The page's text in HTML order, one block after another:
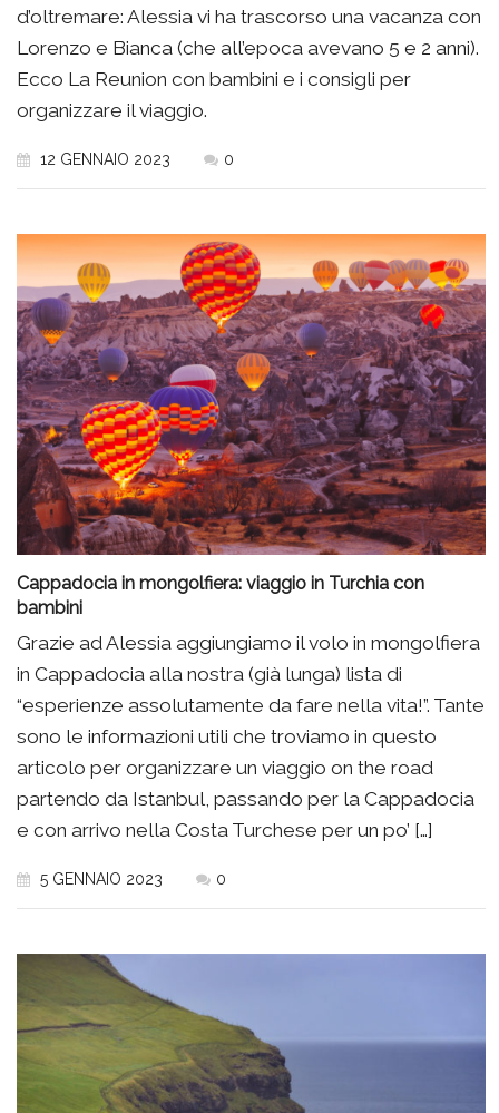
d’oltremare: Alessia vi ha trascorso una vacanza con
Lorenzo e Bianca (che all’epoca avevano 5 e 2 anni).
Ecco La Reunion con bambini e i consigli per
organizzare il viaggio.
12 GENNAIO 2023 0
Cappadocia in mongolfiera: viaggio in Turchia con
bambini
Grazie ad Alessia aggiungiamo il volo in mongolfiera
in Cappadocia alla nostra (già lunga) lista di
“esperienze assolutamente da fare nella vita!”. Tante
sono le informazioni utili che troviamo in questo
articolo per organizzare un viaggio on the road
partendo da Istanbul, passando per la Cappadocia
e con arrivo nella Costa Turchese per un po’ […]
5 GENNAIO 2023 0